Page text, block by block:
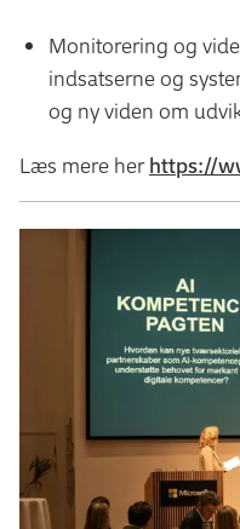
Monitorering og
indsatserne og
og ny viden om
Læs mere herhttps://